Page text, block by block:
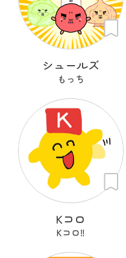
シュールズ
もっち
Kコロ
Kコロ‼︎